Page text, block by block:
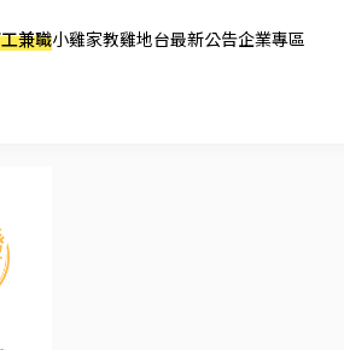
兼職小雞家教雞地台最新公告企業專區